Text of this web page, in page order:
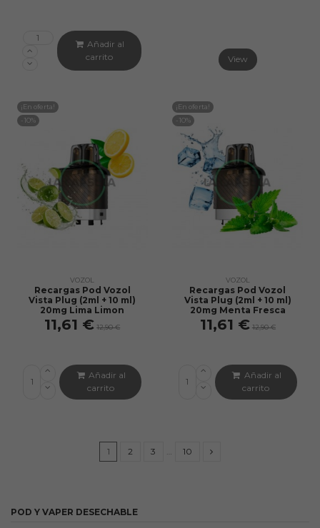
Añadir al
carrito
View
¡En oferta!
-10%
VOZOL
Recargas Pod Vozol
Vista Plug (2ml + 10 ml)
20mg Lima Limon
11,61 € 12,90 €
Añadir al
carrito
¡En oferta!
-10%
VOZOL
Recargas Pod Vozol
Vista Plug (2ml + 10 ml)
20mg Menta Fresca
11,61 € 12,90 €
Añadir al
carrito
1 2 3 10
POD Y VAPER DESECHABLE